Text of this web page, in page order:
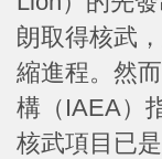
朗取得核武
縮進程。然
構（IAEA）
核武項目已